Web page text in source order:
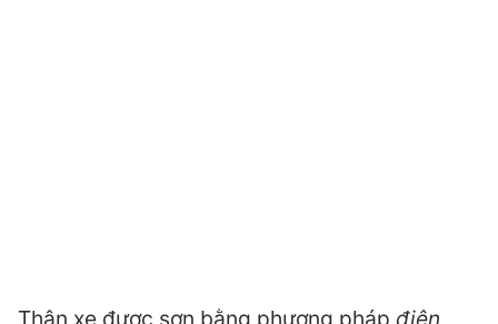
Thân xe được sơn bằng phương pháp điện